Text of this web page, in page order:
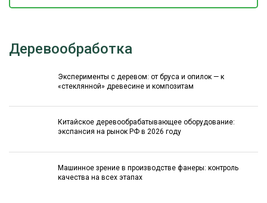
Деревообработка
Эксперименты с деревом: от бруса и опилок — к
«стеклянной» древесине и композитам
Китайское деревообрабатывающее оборудование:
экспансия на рынок РФ в 2026 году
Машинное зрение в производстве фанеры: контроль
качества на всех этапах